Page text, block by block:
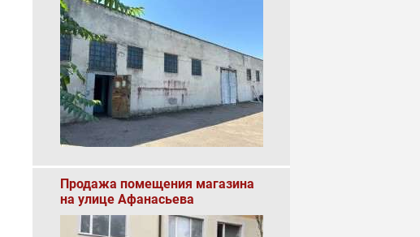
Продажа помещения магазина
на улице Афанасьева